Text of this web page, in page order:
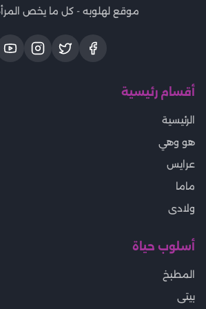
موقع لهلوبه - كل ما يخص
أقسام رئيسية
الرئيسية
هو وهي
عرايس
ماما
ولادى
أسلوب حياة
المطبخ
بيتى